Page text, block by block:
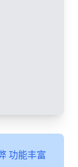
功能丰富